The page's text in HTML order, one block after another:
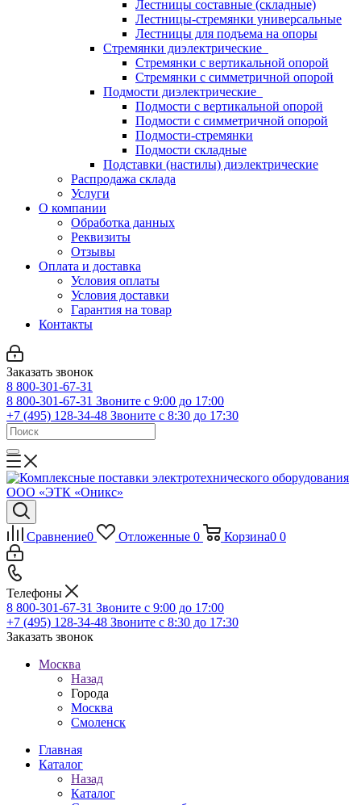
Лестницы составные (складные)
Лестницы-стремянки универсальные
Лестницы для подъема на опоры
Стремянки диэлектрические
Стремянки с вертикальной опорой
Стремянки с симметричной опорой
Подмости диэлектрические
Подмости с вертикальной опорой
Подмости с симметричной опорой
Подмости-стремянки
Подмости складные
Подставки (настилы) диэлектрические
Распродажа склада
Услуги
О компании
Обработка данных
Реквизиты
Отзывы
Оплата и доставка
Условия оплаты
Условия доставки
Гарантия на товар
Контакты
Заказать звонок
8 800-301-67-31
8 800-301-67-31 Звоните с 9:00 до 17:00
+7 (495) 128-34-48 Звоните с 8:30 до 17:30
Сравнение0 Отложенные 0 Корзина0 0
Телефоны
8 800-301-67-31 Звоните с 9:00 до 17:00
+7 (495) 128-34-48 Звоните с 8:30 до 17:30
Заказать звонок
Москва
Назад
Города
Москва
Смоленск
Главная
Каталог
Назад
Каталог